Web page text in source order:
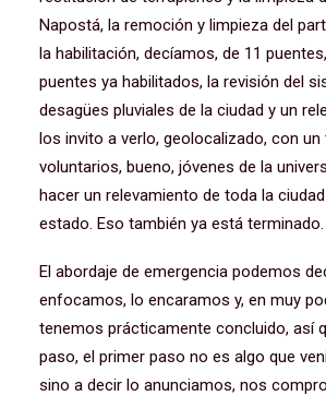
Napostá, la remoción y limpieza del
la habilitación, decíamos, de 11
puentes ya habilitados, la revisión del
desagües pluviales de la ciudad y un
los invito a verlo, geolocalizado, con un
voluntarios, bueno, jóvenes de la
hacer un relevamiento de toda la
estado. Eso también ya está terminado.
El abordaje de emergencia podemos
enfocamos, lo encaramos y, en muy
tenemos prácticamente concluido, así
paso, el primer paso no es algo que
sino a decir lo anunciamos, nos